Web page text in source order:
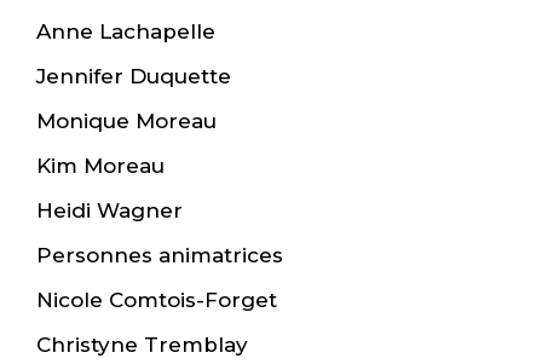
Anne Lachapelle
Jennifer Duquette
Monique Moreau
Kim Moreau
Heidi Wagner
Personnes animatrices
Nicole Comtois-Forget
Christyne Tremblay